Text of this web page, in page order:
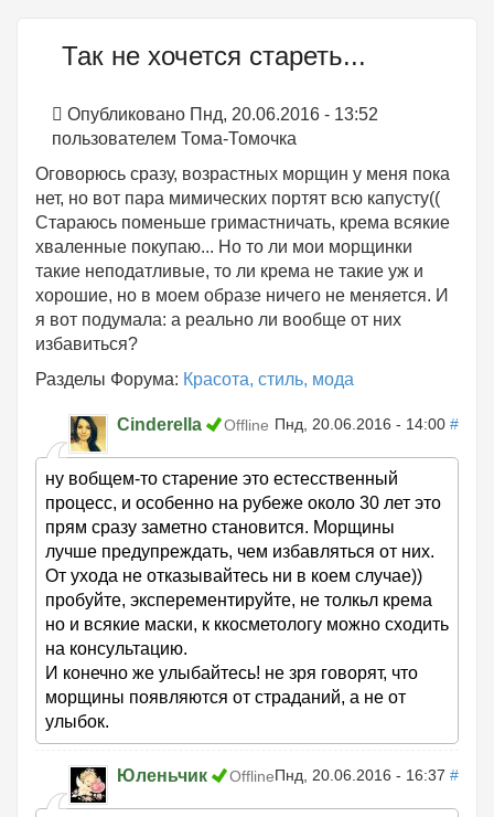
Так не хочется стареть...
Опубликовано Пнд, 20.06.2016 - 13:52
пользователем Тома-Томочка
Оговорюсь сразу, возрастных морщин у меня пока
нет, но вот пара мимических портят всю капусту((
Стараюсь поменьше гримастничать, крема всякие
хваленные покупаю... Но то ли мои морщинки
такие неподатливые, то ли крема не такие уж и
хорошие, но в моем образе ничего не меняется. И
я вот подумала: а реально ли вообще от них
избавиться?
Разделы Форума: Красота, стиль, мода
Cinderella Offline Пнд, 20.06.2016 - 14:00 #
ну вобщем-то старение это естесственный
процесс, и особенно на рубеже около 30 лет это
прям сразу заметно становится. Морщины
лучше предупреждать, чем избавляться от них.
От ухода не отказывайтесь ни в коем случае))
пробуйте, эксперементируйте, не толкьл крема
но и всякие маски, к ккосметологу можно сходить
на консультацию.
И конечно же улыбайтесь! не зря говорят, что
морщины появляются от страданий, а не от
улыбок.
Юленьчик OfflineПнд, 20.06.2016 - 16:37 #